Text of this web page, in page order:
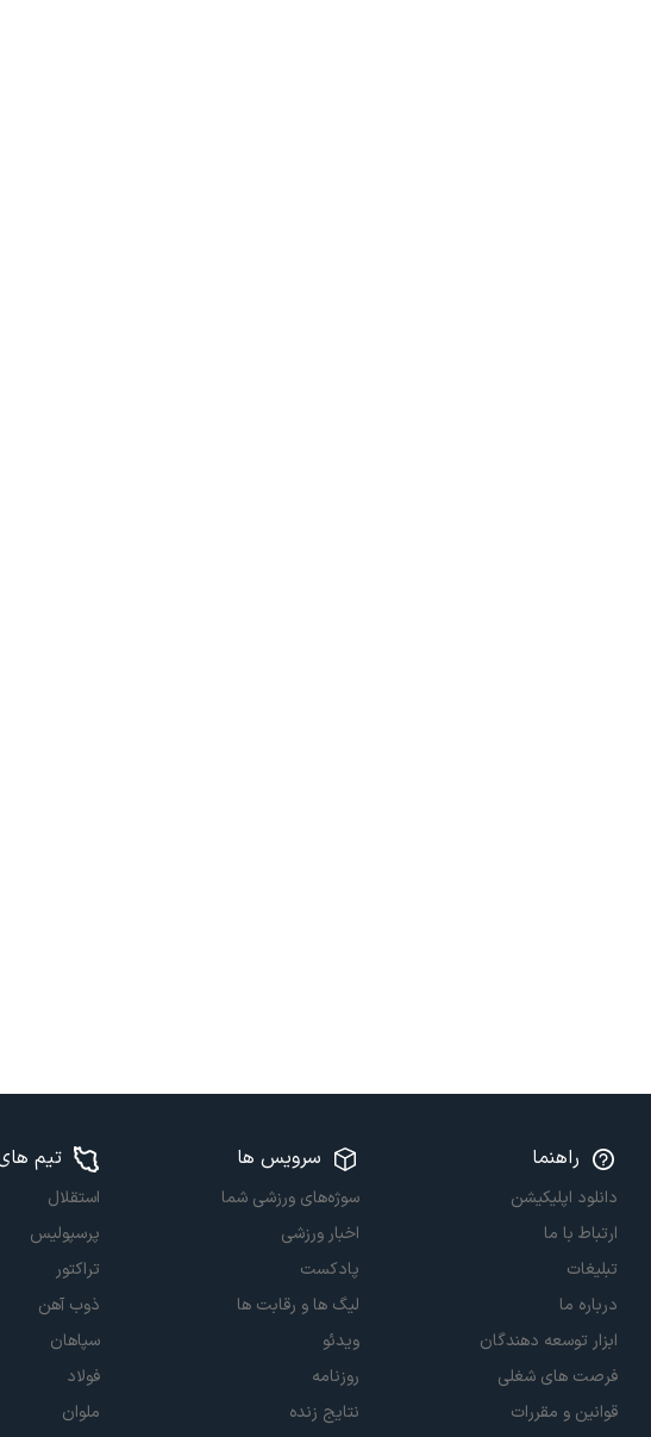
راهنما
دانلود اپلیکیشن
ارتباط با ما
تبلیغات
درباره ما
ابزار توسعه دهندگان
فرصت های شغلی
قوانین و مقررات
سرویس ها
سوژه‌های ورزشی شما
اخبار ورزشی
پادکست
لیگ ها و رقابت ها
ویدئو
روزنامه
نتایج زنده
تیم
استقلال
پرسپولیس
تراکتور
ذوب آهن
سپاهان
فولاد
ملوان